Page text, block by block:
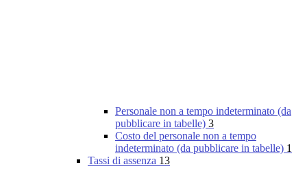
Personale non a tempo indeterminato (da
pubblicare in tabelle) 3
Costo del personale non a tempo
indeterminato (da pubblicare in tabelle) 1
Tassi di assenza 13